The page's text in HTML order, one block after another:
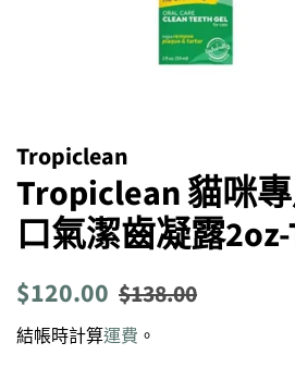
Tropiclean
Tropiclean 貓咪
口氣潔齒凝露2oz-
定
$120.00 售
$138.00
結帳時計算運費 。